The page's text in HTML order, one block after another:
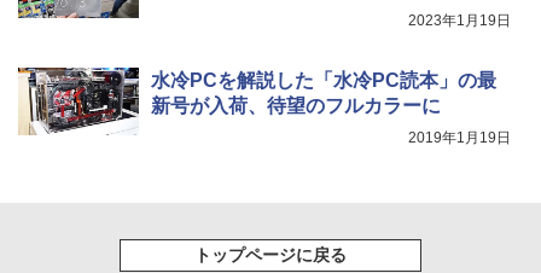
2023年1月19日
水冷PCを解説した「水冷PC読本」の最
新号が入荷、待望のフルカラーに
2019年1月19日
トップページに戻る